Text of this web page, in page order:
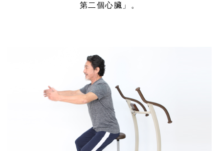
第二個心臟」。